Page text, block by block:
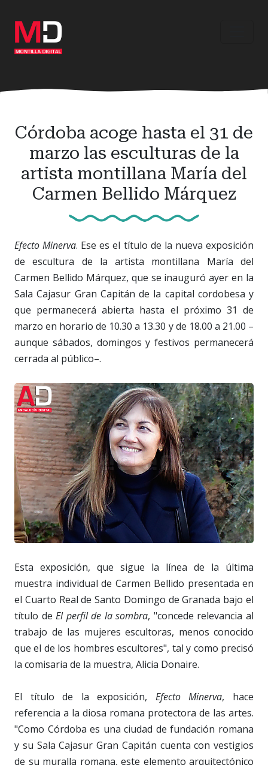
contenido
principal
Córdoba acoge hasta el 31 de
marzo las esculturas de la
artista montillana María del
Carmen Bellido Márquez
Efecto Minerva. Ese es el título de la nueva exposición
de escultura de la artista montillana María del
Carmen Bellido Márquez, que se inauguró ayer en la
Sala Cajasur Gran Capitán de la capital cordobesa y
que permanecerá abierta hasta el próximo 31 de
marzo en horario de 10.30 a 13.30 y de 18.00 a 21.00 –
aunque sábados, domingos y festivos permanecerá
cerrada al público–.
Esta exposición, que sigue la línea de la última
muestra individual de Carmen Bellido presentada en
el Cuarto Real de Santo Domingo de Granada bajo el
título deEl perfil de la sombra, "concede relevancia al
trabajo de las mujeres escultoras, menos conocido
que el de los hombres escultores", tal y como precisó
la comisaria de la muestra, Alicia Donaire.
El título de la exposición, Efecto Minerva, hace
referencia a la diosa romana protectora de las artes.
"Como Córdoba es una ciudad de fundación romana
y su Sala Cajasur Gran Capitán cuenta con vestigios
de su muralla romana, este elemento arquitectónico